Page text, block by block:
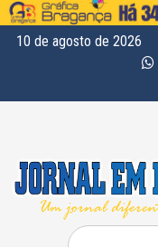
10 de agosto de 2026
Pesquisar